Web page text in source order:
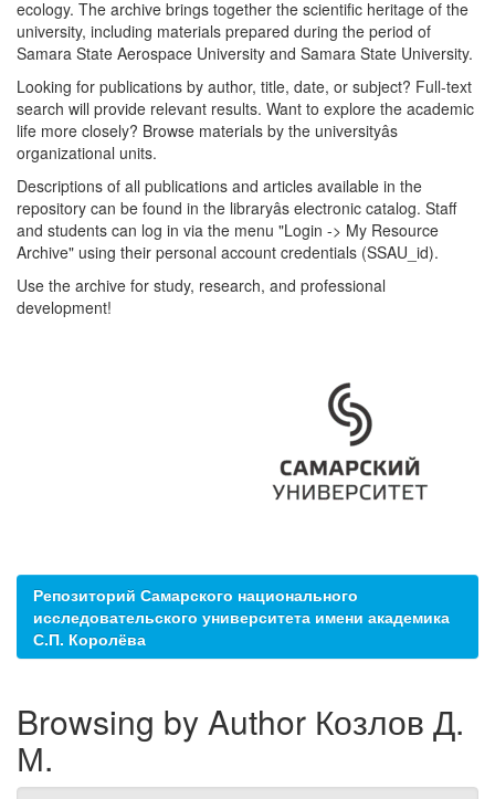
ecology. The archive brings together the scientific heritage of the
university, including materials prepared during the period of
Samara State Aerospace University and Samara State University.
Looking for publications by author, title, date, or subject? Full-text
search will provide relevant results. Want to explore the academic
life more closely? Browse materials by the universityâs
organizational units.
Descriptions of all publications and articles available in the
repository can be found in the libraryâs electronic catalog. Staff
and students can log in via the menu "Login -> My Resource
Archive" using their personal account credentials (SSAU_id).
Use the archive for study, research, and professional
development!
Репозиторий Самарского национального
исследовательского университета имени академика
С.П. Королёва
Browsing by Author Козлов Д.
М.